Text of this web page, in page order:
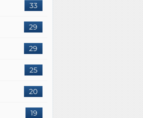
33
29
29
25
20
19